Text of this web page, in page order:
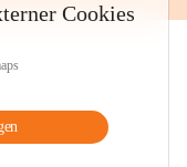
Cookies